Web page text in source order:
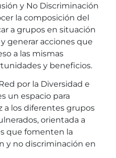
y No Discriminación
la composición del
a grupos en situación
generar acciones que
a las mismas
y beneficios.
por la Diversidad e
un espacio para
a los diferentes grupos
orientada a
que fomenten la
y no discriminación en